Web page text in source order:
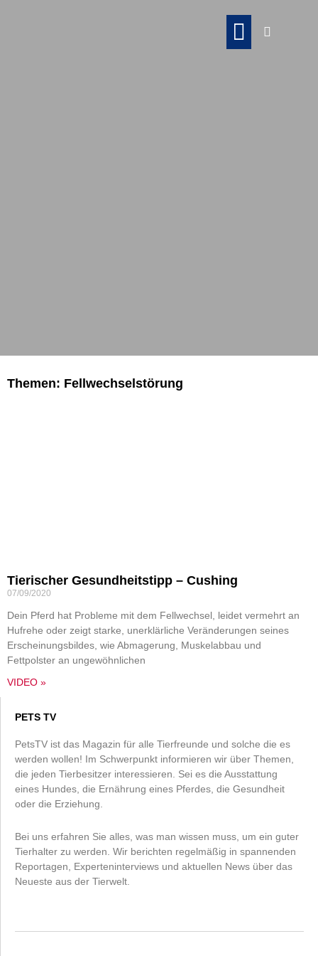
Themen: Fellwechselstörung
Tierischer Gesundheitstipp – Cushing
07/09/2020
Dein Pferd hat Probleme mit dem Fellwechsel, leidet vermehrt an
Hufrehe oder zeigt starke, unerklärliche Veränderungen seines
Erscheinungsbildes, wie Abmagerung, Muskelabbau und
Fettpolster an ungewöhnlichen
VIDEO »
PETS TV
PetsTV ist das Magazin für alle Tierfreunde und solche die es
werden wollen! Im Schwerpunkt informieren wir über Themen,
die jeden Tierbesitzer interessieren. Sei es die Ausstattung
eines Hundes, die Ernährung eines Pferdes, die Gesundheit
oder die Erziehung.
Bei uns erfahren Sie alles, was man wissen muss, um ein guter
Tierhalter zu werden. Wir berichten regelmäßig in spannenden
Reportagen, Experteninterviews und aktuellen News über das
Neueste aus der Tierwelt.